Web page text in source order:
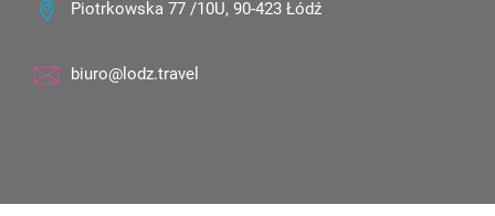
Piotrkowska 77 /10U, 90-423 Łódź
biuro@lodz.travel